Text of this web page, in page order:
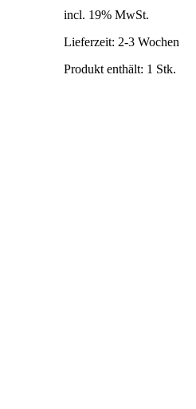
incl. 19% MwSt.
Lieferzeit: 2-3 Wochen
Produkt enthält: 1 Stk.